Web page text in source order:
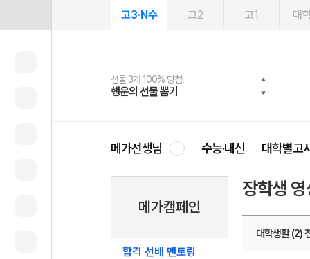
고3·N수 고2 고1 대
선물 3개 100% 당첨!
행운의 선물 뽑기
선물 100% 증정!
메가스터디 X 올리브
여름방학 스터디 캐시백
메가런 썸머스쿨
2027 러셀 단과
강사 공개선발
스마트러닝앱
설문 EVENT
메가패스
3일 무료 체험권
메가패스 수강생 무료혜택!
메가클럽 멤버십
사회공헌 캠페인
희망이룸 메가나눔
메가선생님 수능·내신 대학별고
메가캠페인
합격 선배 멘토링
장학생
대학생활 (2)